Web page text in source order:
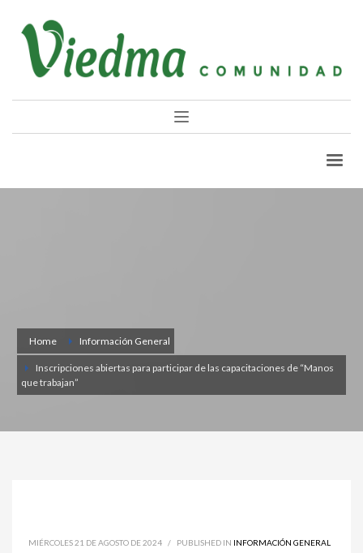
Home Información General
Inscripciones abiertas para participar de las capacitaciones de “Manos
que trabajan”
MIÉRCOLES 21 DE AGOSTO DE 2024 / PUBLISHED IN INFORMACIÓN GENERAL